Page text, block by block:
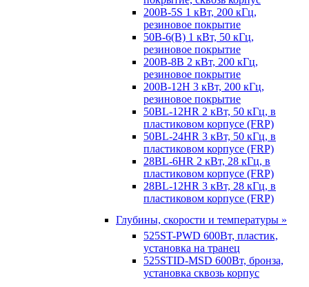
200B-5S 1 кВт, 200 кГц,
резиновое покрытие
50B-6(B) 1 кВт, 50 кГц,
резиновое покрытие
200B-8B 2 кВт, 200 кГц,
резиновое покрытие
200B-12H 3 кВт, 200 кГц,
резиновое покрытие
50BL-12HR 2 кВт, 50 кГц, в
пластиковом корпусе (FRP)
50BL-24HR 3 кВт, 50 кГц, в
пластиковом корпусе (FRP)
28BL-6HR 2 кВт, 28 кГц, в
пластиковом корпусе (FRP)
28BL-12HR 3 кВт, 28 кГц, в
пластиковом корпусе (FRP)
Глубины, скорости и температуры »
525ST-PWD 600Вт, пластик,
установка на транец
525STID-MSD 600Вт, бронза,
установка сквозь корпус